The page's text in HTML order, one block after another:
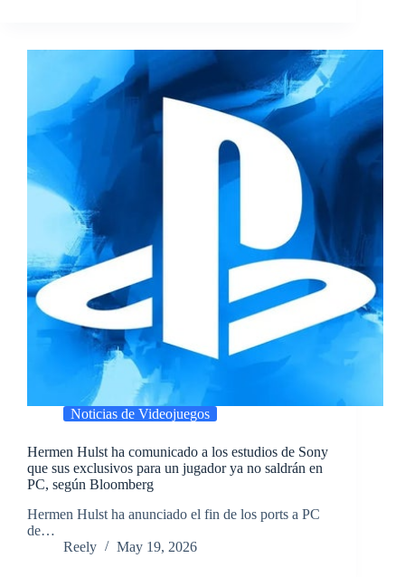
Noticias de Videojuegos
Hermen Hulst ha comunicado a los estudios de Sony
que sus exclusivos para un jugador ya no saldrán en
PC, según Bloomberg
​Hermen Hulst ha anunciado el fin de los ports a PC
de…
Reely
May 19, 2026